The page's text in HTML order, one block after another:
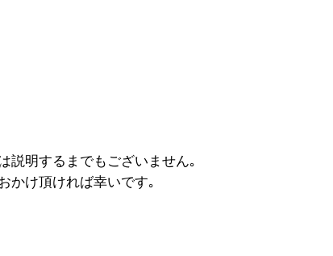
説明するまでもございません｡
かけ頂ければ幸いです｡